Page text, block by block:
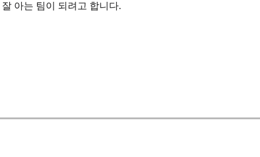
아는 팀이 되려고 합니다.